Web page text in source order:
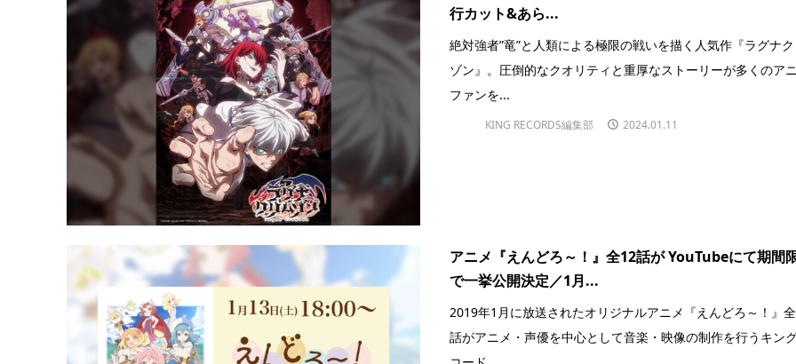
行カット&あら...
絶対強者”竜”と人類による極限の戦いを描く人気作『ラグナ
ゾン』。圧倒的なクオリティと重厚なストーリーが多くのア
ファンを...
KING RECORDS編集部 2024.01.11
アニメ『えんどろ～！』全12話が YouTubeにて期間
で一挙公開決定／1月...
2019年1月に放送されたオリジナルアニメ『えんどろ～！』
話がアニメ・声優を中心として音楽・映像の制作を行うキン